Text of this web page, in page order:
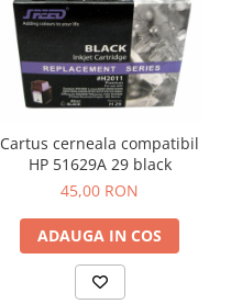
Cartus cerneala compatibil
HP 51629A 29 black
45,00 RON
ADAUGA IN COS